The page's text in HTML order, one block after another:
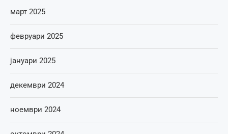
март 2025
февруари 2025
јануари 2025
декември 2024
ноември 2024